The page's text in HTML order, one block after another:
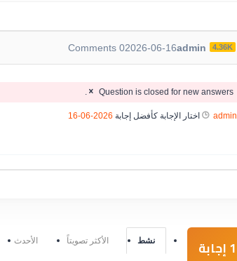
admin 4.36K
2026-06-16
0
Question is closed for new answers.
admin اختار الإجابة كأفضل إجابة 2026-06-16
1إجابة نشط الأكثر تصويتاً الأحدث